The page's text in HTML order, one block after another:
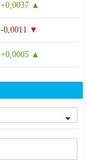
+0,0037 ▲
-0,0011 ▼
+0,0005 ▲